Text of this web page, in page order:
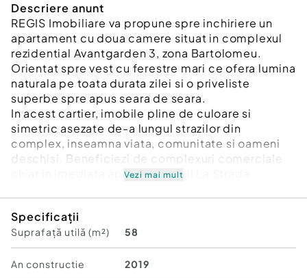
Descriere anunt
REGIS Imobiliare va propune spre inchiriere un
apartament cu doua camere situat in complexul
rezidential Avantgarden 3, zona Bartolomeu.
Orientat spre vest cu ferestre mari ce ofera lumina
naturala pe toata durata zilei si o priveliste
superbe spre apus seara de seara.
In acest cartier, imobile pline de culoare si
simetric asezate de-a lungul strazilor din
complex, inseamna viata, comunitate si oameni
deschisi. Beneficiezi de complexuri comerciale
chiar in imediata apropiere: Mall La Strada,
servicii: medic de familie, cabinet stomatologic,
salon de coafura, agentie de turism sau cabinet
psihologic, mijloace de transport in comun.
Locurile de joaca, parcurile, zonele de recreere si
Vezi mai mult
Specificații
Suprafață utilă (m²) 58
An constructie 2019